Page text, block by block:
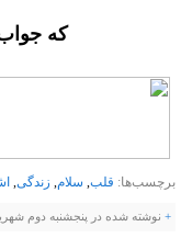
که
برچسب‌ها: قلب, سلام, زندگی,
+ نوشته شده در پنجشنبه دوم شهریور ۱۳۹۱ ساعت 2:57 توسط